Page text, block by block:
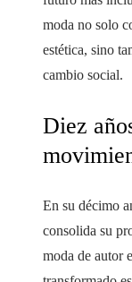
moda no solo
estética, sino
cambio social.
Diez
En su décimo
consolida su
moda de autor